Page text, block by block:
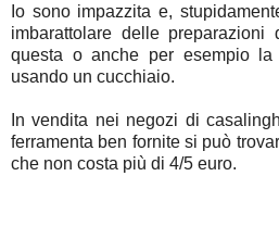
Io sono impazzita e,
imbarattolare delle
questa o anche per esempio la
usando un cucchiaio.
In vendita nei negozi di
ferramenta ben fornite si può
che non costa più di 4/5 euro.